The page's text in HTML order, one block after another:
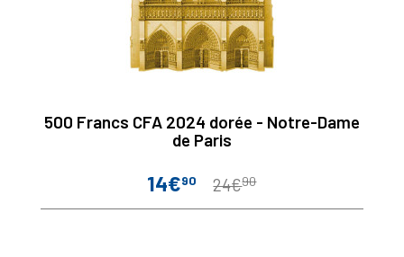
500 Francs CFA 2024 dorée - Notre-Dame
de Paris
Prix
14€90
Prix
24€90